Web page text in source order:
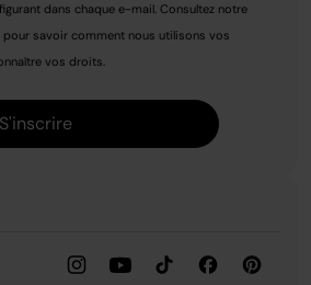
dans chaque e-mail. Consultez notre
pour savoir comment nous utilisons vos
vos droits.
S'inscrire